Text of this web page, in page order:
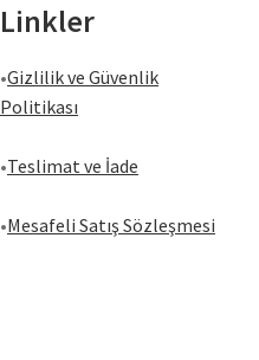
Linkler
•Gizlilik ve Güvenlik
Politikası
•Teslimat ve İade
•Mesafeli Satış Sözleşmesi